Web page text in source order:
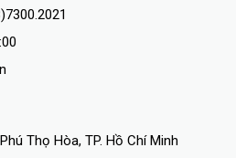
Thọ Hòa, TP. Hồ Chí Minh